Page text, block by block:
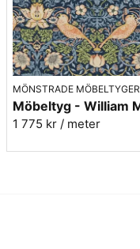
MÖNSTRADE MÖBELTYGER
1 775 kr / meter